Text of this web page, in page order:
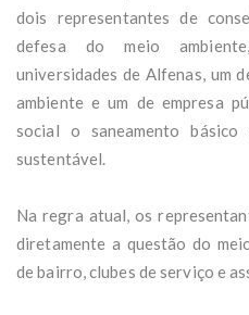
dois representantes de
defesa do meio
universidades de Alfenas, um
ambiente e um de empresa
social o saneamento
sustentável.
Na regra atual, os
diretamente a questão do
de bairro, clubes de serviço e